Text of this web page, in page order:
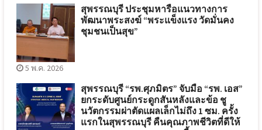
สุพรรณบุรี ประชุมหารือแนวทางการ
พัฒนาพระสงฆ์ “พระแข็งแรง วัดมั่นคง
ชุมชนเป็นสุข”
5 พ.ค. 2026
สุพรรณบุรี “รพ.ศุภมิตร” จับมือ “รพ. เอส”
ยกระดับศูนย์กระดูกสันหลังและข้อ ชู
นวัตกรรมผ่าตัดแผลเล็กไม่ถึง 1 ซม. ครั้ง
แรกในสุพรรณบุรี คืนคุณภาพชีวิตที่ดีให้